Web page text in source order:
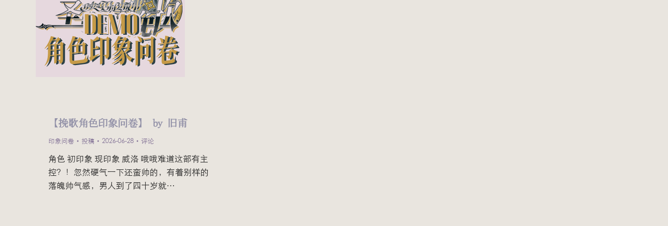
【挽歌角色印象问卷】 by 旧甫
印象问卷 投稿 2026-06-28 评论
角色 初印象 现印象 威洛 哦哦难道这部有主
控？！忽然硬气一下还蛮帅的，有着别样的
落魄帅气感，男人到了四十岁就…